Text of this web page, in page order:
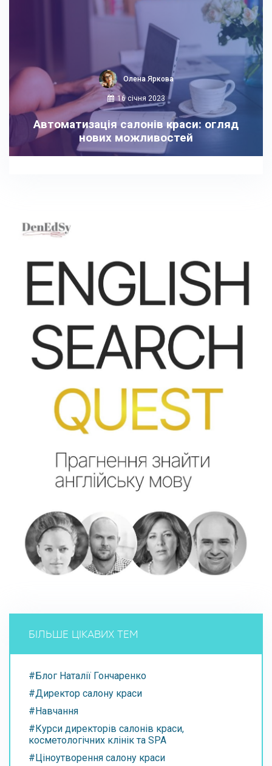
Олена Яркова
16 січня 2023
Автоматизація салонів краси: огляд
нових можливостей
БІЛЬШЕ ЦІКАВИХ ТЕМ
#Блог Наталії Гончаренко
#Директор салону краси
#Навчання
#Курси директорів салонів краси,
косметологічних клінік та SPA
#Ціноутворення салону краси